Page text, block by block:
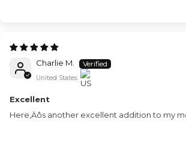
Charlie M.
United States
Excellent
Here‚Äôs another excellent addition to my